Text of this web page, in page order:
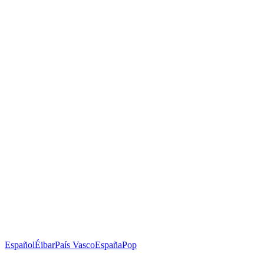
EspañolÉibarPaís VascoEspañaPop